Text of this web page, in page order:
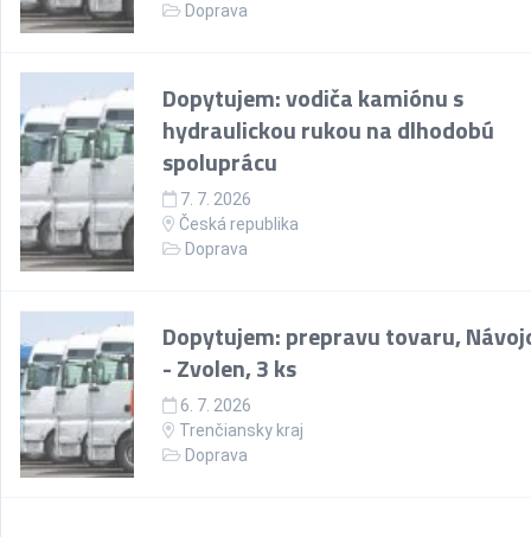
Doprava
Dopytujem: vodiča kamiónu s
hydraulickou rukou na dlhodobú
spoluprácu
7. 7. 2026
Česká republika
Doprava
Dopytujem: prepravu tovaru,
- Zvolen, 3 ks
6. 7. 2026
Trenčiansky kraj
Doprava